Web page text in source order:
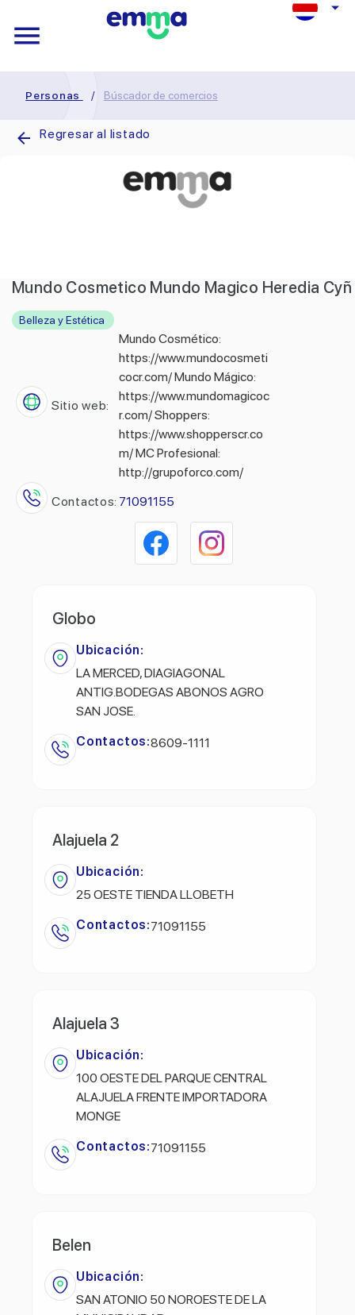
Personas / Búscador de comercios
Regresar al listado
Mundo Cosmetico Mundo Magico Heredia Cyñ
Belleza y Estética
Sitio web:
Mundo Cosmético:
https://www.mundocosmeti
cocr.com/ Mundo Mágico:
https://www.mundomagicoc
r.com/ Shoppers:
https://www.shopperscr.co
m/ MC Profesional:
http://grupoforco.com/
Contactos: 71091155
Globo
Ubicación:
LA MERCED, DIAGIAGONAL
ANTIG.BODEGAS ABONOS AGRO
SAN JOSE.
Contactos:8609-1111
Alajuela 2
Ubicación:
25 OESTE TIENDA LLOBETH
Contactos:71091155
Alajuela 3
Ubicación:
100 OESTE DEL PARQUE CENTRAL
ALAJUELA FRENTE IMPORTADORA
MONGE
Contactos:71091155
Belen
Ubicación:
SAN ATONIO 50 NOROESTE DE LA